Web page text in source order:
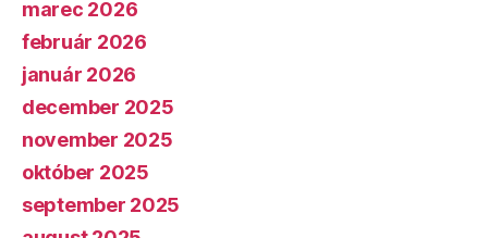
marec 2026
február 2026
január 2026
december 2025
november 2025
október 2025
september 2025